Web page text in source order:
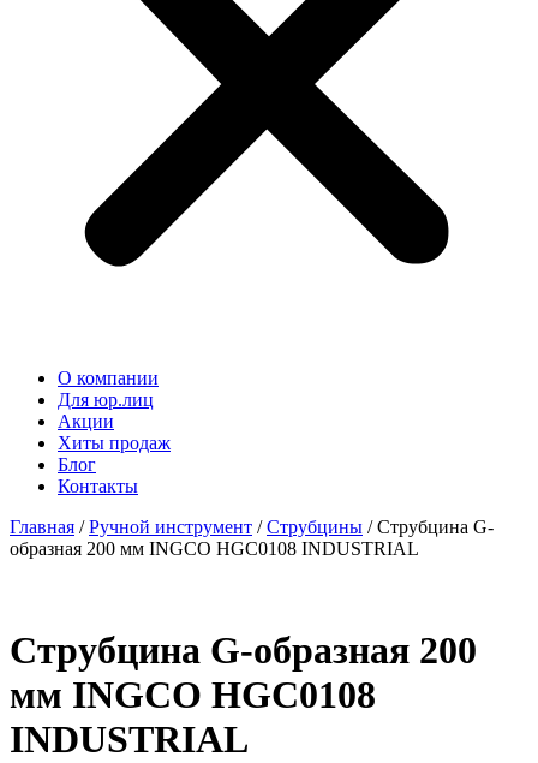
О компании
Для юр.лиц
Акции
Хиты продаж
Блог
Контакты
Главная /Ручной инструмент /Струбцины / Струбцина G-
образная 200 мм INGCO HGC0108 INDUSTRIAL
Струбцина G-образная 200
мм INGCO HGC0108
INDUSTRIAL